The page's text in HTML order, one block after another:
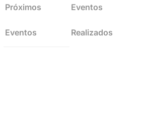
Próximos
Eventos
Eventos
Realizados